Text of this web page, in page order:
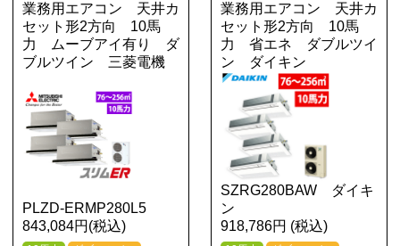
業務用エアコン 天井カ
セット形2方向 10馬
力 ムーブアイ有り ダ
ブルツイン 三菱電機
PLZD-ERMP280L5
843,084円(税込)
業務用エアコン 天井カ
セット形2方向 10馬
力 省エネ ダブルツイ
ン ダイキン
SZRG280BAW ダイキ
ン
918,786円 (税込)